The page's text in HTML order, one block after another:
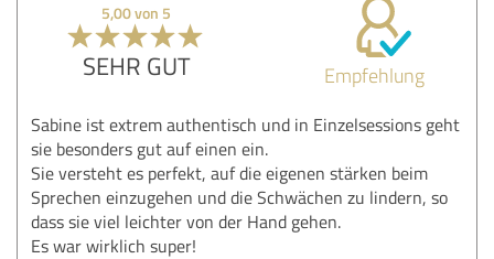
5,00 von 5
SEHR GUT Empfehlung
Sabine ist extrem authentisch und in Einzelsessions geht
sie besonders gut auf einen ein.
Sie versteht es perfekt, auf die eigenen stärken beim
Sprechen einzugehen und die Schwächen zu lindern, so
dass sie viel leichter von der Hand gehen.
Es war wirklich super!